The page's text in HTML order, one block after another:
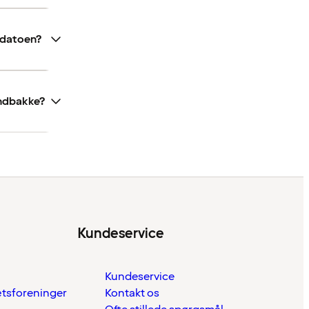
Kundeservice
Kundeservice
Kontakt os